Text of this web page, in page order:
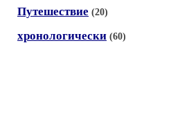
Путешествие (20)
хронологически (60)